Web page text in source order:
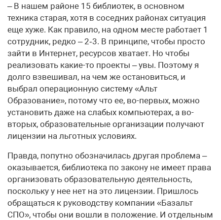
– В нашем районе 15 библиотек, в основном
техника старая, хотя в соседних районах ситуация
еще хуже. Как правило, на одном месте работает 1
сотрудник, редко – 2‑3. В принципе, чтобы просто
зайти в Интернет, ресурсов хватает. Но чтобы
реализовать какие-то проекты – увы. Поэтому я
долго взвешивал, на чем же остановиться, и
выбрал операционную систему «Альт
Образование», потому что ее, во-первых, можно
установить даже на слабых компьютерах, а во-
вторых, образовательные организации получают
лицензии на льготных условиях.
Правда, попутно обозначилась другая проблема –
оказывается, библиотека по закону не имеет права
организовать образовательную деятельность,
поскольку у нее нет на это лицензии. Пришлось
обращаться к руководству компании «Базальт
СПО», чтобы они вошли в положение. И отдельным